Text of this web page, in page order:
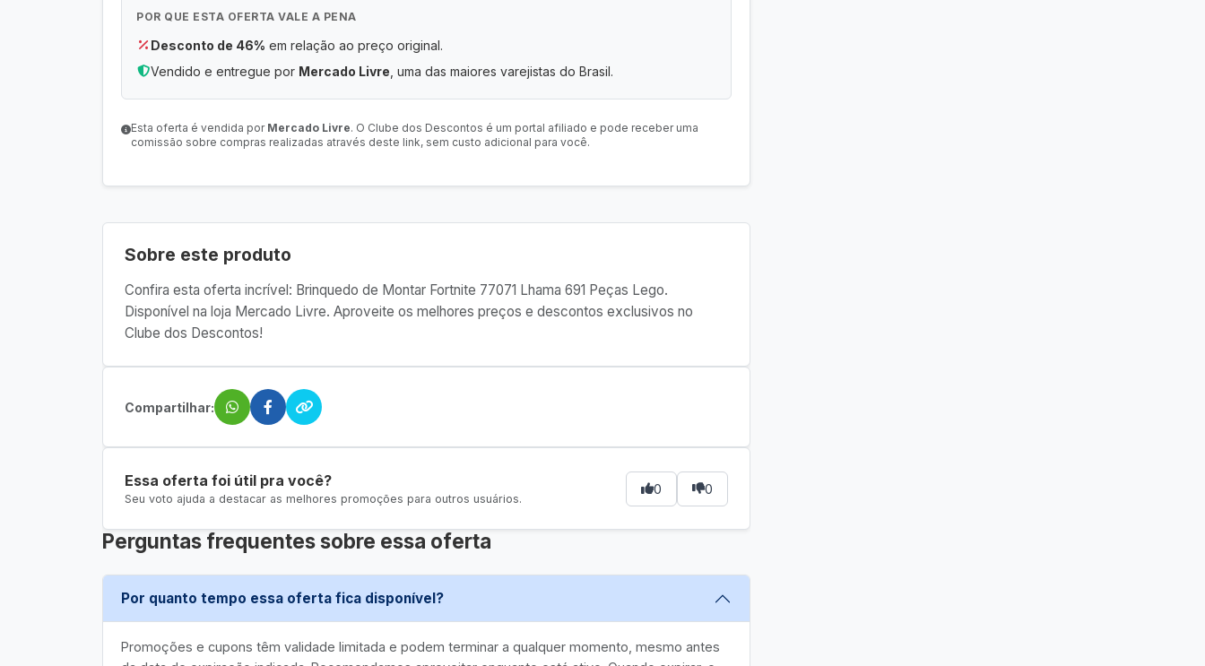
POR QUE ESTA OFERTA VALE A PENA
Desconto de 46% em relação ao preço original.
Vendido e entregue por Mercado Livre , uma das maiores varejistas do Brasil.
Esta oferta é vendida por Mercado Livre. O Clube dos Descontos é um portal afiliado e pode receber uma
comissão sobre compras realizadas através deste link, sem custo adicional para você.
Sobre este produto
Confira esta oferta incrível: Brinquedo de Montar Fortnite 77071 Lhama 691 Peças Lego.
Disponível na loja Mercado Livre. Aproveite os melhores preços e descontos exclusivos no
Clube dos Descontos!
Compartilhar:
Essa oferta foi útil pra você?
Seu voto ajuda a destacar as melhores promoções para outros usuários.
0 0
Perguntas frequentes sobre essa oferta
Por quanto tempo essa oferta fica disponível?
Promoções e cupons têm validade limitada e podem terminar a qualquer momento, mesmo antes